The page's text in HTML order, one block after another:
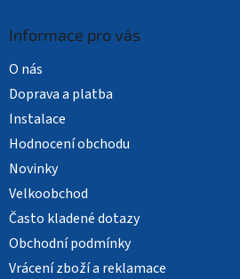
Informace pro vás
O nás
Doprava a platba
Instalace
Hodnocení obchodu
Novinky
Velkoobchod
Často kladené dotazy
Obchodní podmínky
Vrácení zboží a reklamace